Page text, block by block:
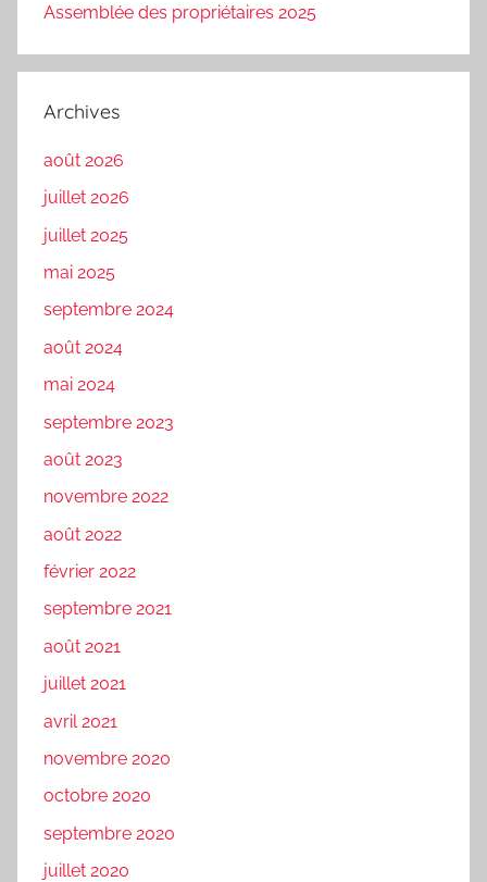
Assemblée des propriétaires 2025
Archives
août 2026
juillet 2026
juillet 2025
mai 2025
septembre 2024
août 2024
mai 2024
septembre 2023
août 2023
novembre 2022
août 2022
février 2022
septembre 2021
août 2021
juillet 2021
avril 2021
novembre 2020
octobre 2020
septembre 2020
juillet 2020